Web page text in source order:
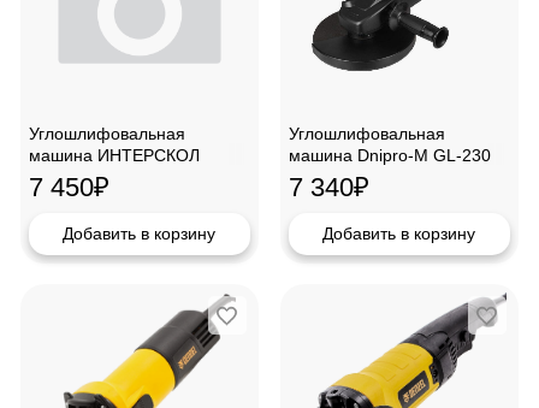
Углошлифовальная
машина ИНТЕРСКОЛ
УШМВ-125/1200Э
7 450₽
Добавить в корзину
Углошлифовальная
машина Dnipro-M GL-230
7 340₽
Добавить в корзину